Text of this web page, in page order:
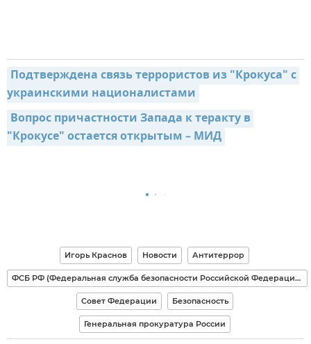
Подтверждена связь террористов из "Крокуса" с
украинскими националистами
Вопрос причастности Запада к теракту в
"Крокусе" остается открытым – МИД
Игорь Краснов Новости Антитеррор
ФСБ РФ (Федеральная служба безопасности Российской Федерации)
Совет Федерации Безопасность
Генеральная прокуратура России